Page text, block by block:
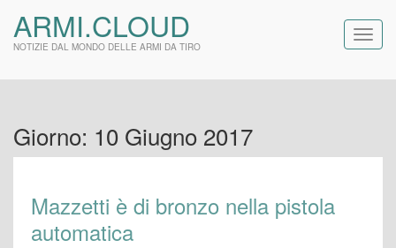
ARMI.CLOUD
NOTIZIE DAL MONDO DELLE ARMI DA TIRO
Giorno: 10 Giugno 2017
Mazzetti è di bronzo nella pistola
automatica